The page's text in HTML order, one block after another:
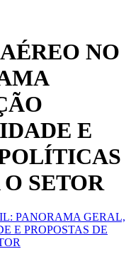
NO
E
SETOR
PANORAMA GERAL,
E PROPOSTAS DE